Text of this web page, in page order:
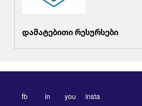
დამატებითი რესურსები
fb in you insta